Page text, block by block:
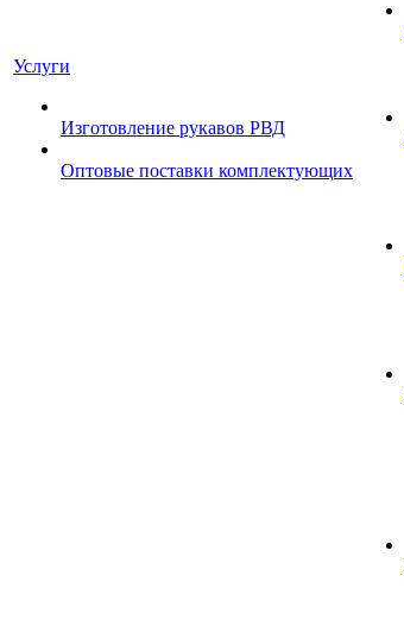
Услуги
Изготовление рукавов РВД
Оптовые поставки комплектующих